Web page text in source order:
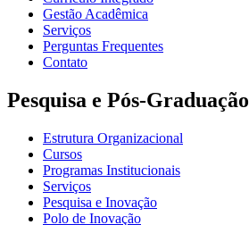
Gestão Acadêmica
Serviços
Perguntas Frequentes
Contato
Pesquisa e Pós-Graduação
Estrutura Organizacional
Cursos
Programas Institucionais
Serviços
Pesquisa e Inovação
Polo de Inovação